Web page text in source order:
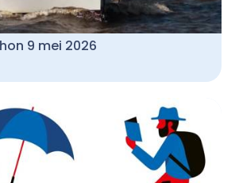
9 mei 2026